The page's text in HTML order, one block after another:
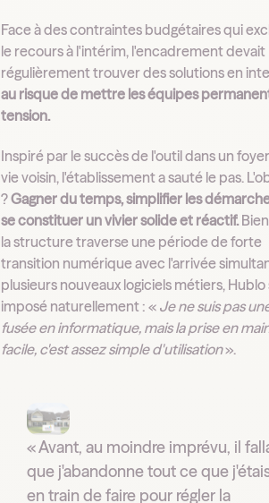
Face à des contraintes budgétaires qui
le recours à l'intérim, l'encadrement devait
régulièrement trouver des solutions en
au risque de mettre les équipes
tension.
Inspiré par le succès de l'outil dans un
vie voisin, l'établissement a sauté le pas.
?Gagner du temps, simplifier les
se constituer un vivier solide et réactif.
la structure traverse une période de forte
transition numérique avec l'arrivée
plusieurs nouveaux logiciels métiers, Hublo
imposé naturellement : « Je ne suis pas
fusée en informatique, mais la prise en
facile, c'est assez simple d'utilisation».
« Avant, au moindre imprévu, il
que j'abandonne tout ce que
en train de faire pour régler la